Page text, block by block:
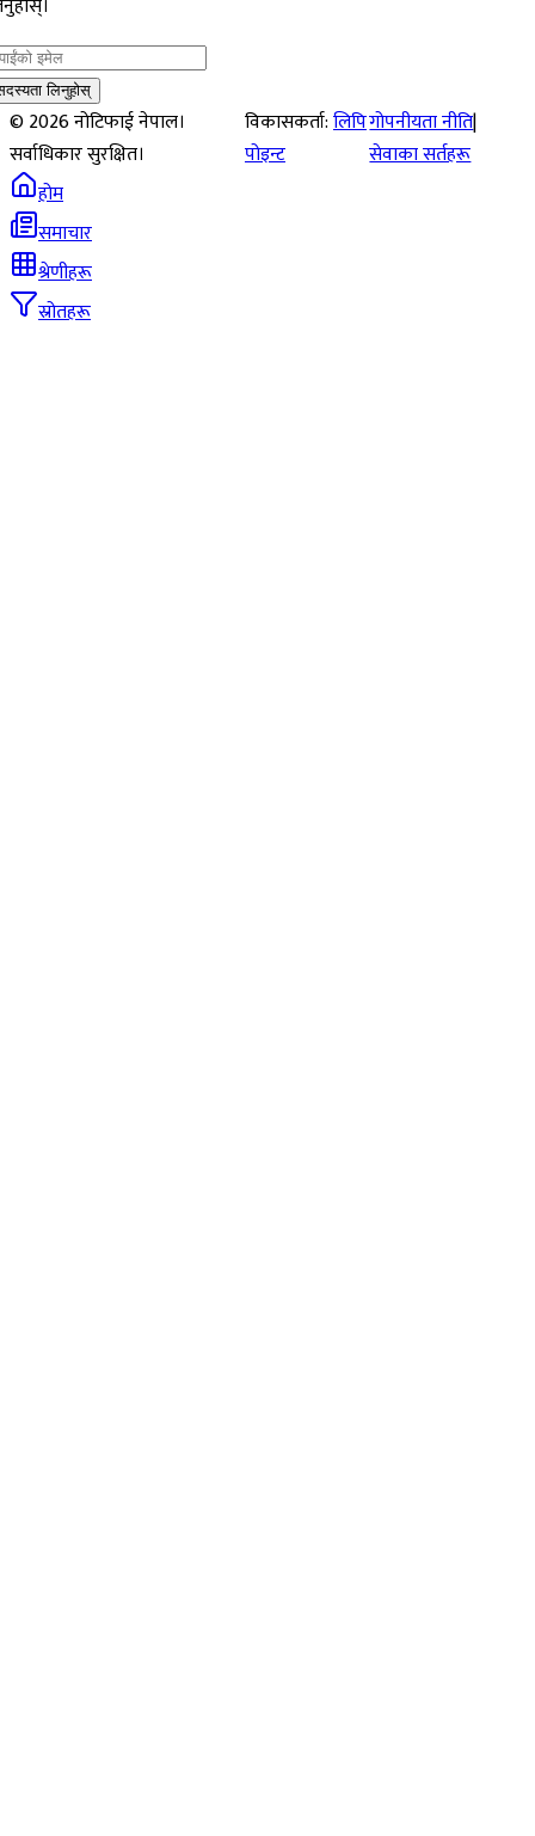
लिनुहोस्
©2026नोटिफाई नेपाल।
सर्वाधिकार सुरक्षित।
विकासकर्ता:लिपि
पोइन्ट
गोपनीयता नीति|
सेवाका सर्तहरू
होम
समाचार
श्रेणीहरू
स्रोतहरू